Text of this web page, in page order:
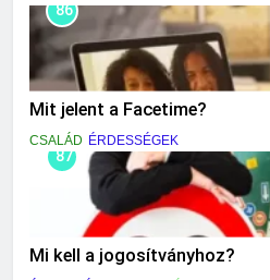
86
Mit jelent a Facetime?
CSALÁD ÉRDESSÉGEK
87
Mi kell a jogosítványhoz?